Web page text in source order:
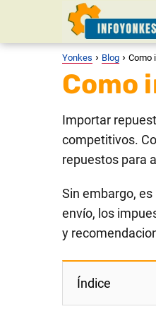
Yonkes Blog Como
Como
Importar
competitivos.
repuestos para
Sin embargo,
envío, los
y
Índice